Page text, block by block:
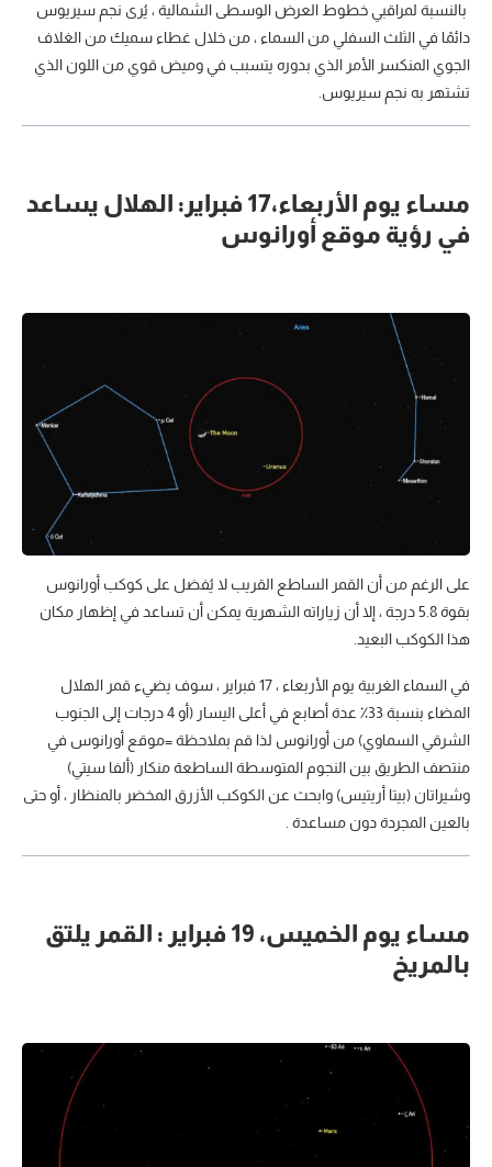
بالنسبة لمراقبي خطوط العرض الوسطى الشمالية ، يُرى نجم سيريوس
دائمًا في الثلث السفلي من السماء ، من خلال غطاء سميك من الغلاف
الجوي المنكسر الأمر الذي بدوره يتسبب في وميض قوي من اللون الذي
تشتهر به نجم سيريوس.
مساء يوم الأربعاء،17 فبراير: الهلال يساعد
في رؤية موقع أورانوس
على الرغم من أن القمر الساطع القريب لا يُفضل على كوكب أورانوس
بقوة 5.8 درجة ، إلا أن زياراته الشهرية يمكن أن تساعد في إظهار مكان
هذا الكوكب البعيد.
في السماء الغربية يوم الأربعاء ، 17 فبراير ، سوف يضيء قمر الهلال
المضاء بنسبة 33٪ عدة أصابع في أعلى اليسار (أو 4 درجات إلى الجنوب
الشرقي السماوي) من أورانوس لذا قم بملاحظة =موقع أورانوس في
منتصف الطريق بين النجوم المتوسطة الساطعة منكار (ألفا سيتي)
وشيراتان (بيتا أريتيس) وابحث عن الكوكب الأزرق المخضر بالمنظار ، أو حتى
بالعين المجردة دون مساعدة .
مساء يوم الخميس، 19 فبراير : القمر يلتق
بالمريخ